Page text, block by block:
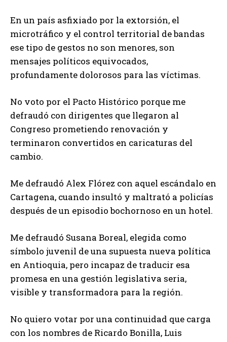
En un país asfixiado por la extorsión, el
microtráfico y el control territorial de bandas
ese tipo de gestos no son menores, son
mensajes políticos equivocados,
profundamente dolorosos para las víctimas.
No voto por el Pacto Histórico porque me
defraudó con dirigentes que llegaron al
Congreso prometiendo renovación y
terminaron convertidos en caricaturas del
cambio.
Me defraudó Alex Flórez con aquel escándalo en
Cartagena, cuando insultó y maltrató a policías
después de un episodio bochornoso en un hotel.
Me defraudó Susana Boreal, elegida como
símbolo juvenil de una supuesta nueva política
en Antioquia, pero incapaz de traducir esa
promesa en una gestión legislativa seria,
visible y transformadora para la región.
No quiero votar por una continuidad que carga
con los nombres de Ricardo Bonilla, Luis